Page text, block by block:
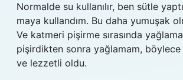
Normalde su kullanılır, ben sütle
maya kullandım. Bu daha yumuşak
Ve katmeri pişirme sırasında
pişirdikten sonra yağlamam,
ve lezzetli oldu.